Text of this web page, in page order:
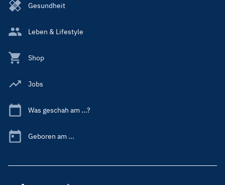
Gesundheit
Leben & Lifestyle
Shop
Jobs
Was geschah am ...?
Geboren am ...